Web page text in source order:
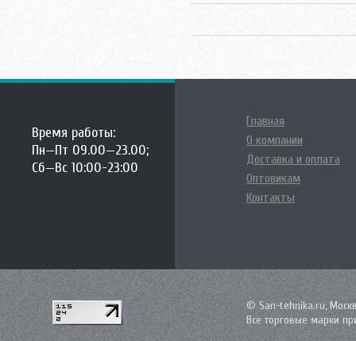
Время работы:
Пн—Пт 09.00—23.00;
Сб—Вс 10:00-23:00
Главная
О компании
Доставка и оплата
Оптовикам
Контакты
© San-tehnika.ru,
Все торговые марки